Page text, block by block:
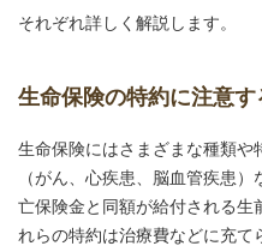
それぞれ詳しく解説します。
生命保険の特約に注意す
生命保険にはさまざまな種類や
（がん、心疾患、脳血管疾患
亡保険金と同額が給付される生
れらの特約は治療費などに充て